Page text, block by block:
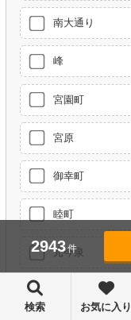
南大通り
峰
宮園町
宮原
御幸町
睦町
元今泉
2943件
検索 お気に入り